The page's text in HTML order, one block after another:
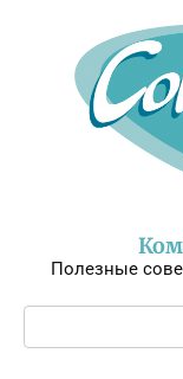
Полезные
Поиск: